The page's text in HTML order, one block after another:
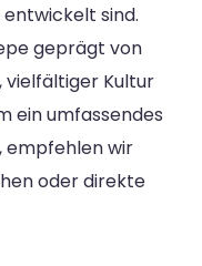
sind.
geprägt von
vielfältiger Kultur
ein umfassendes
empfehlen wir
oder direkte